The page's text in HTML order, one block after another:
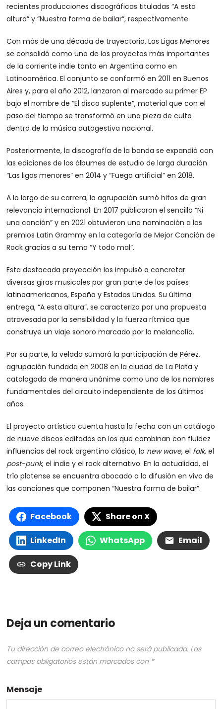
recientes producciones discográficas tituladas “A esta
altura” y “Nuestra forma de bailar”, respectivamente.
Con más de una década de trayectoria, Las Ligas Menores
se consolidó como uno de los proyectos más importantes
de la corriente indie tanto en Argentina como en
Latinoamérica. El conjunto se conformó en 2011 en Buenos
Aires y, para el año 2012, lanzaron al mercado su primer EP
bajo el nombre de “El disco suplente”, material que con el
paso del tiempo se transformó en una pieza de culto
dentro de la música autogestiva nacional.
Posteriormente, la discografía de la banda se expandió con
las ediciones de los álbumes de estudio de larga duración
“Las ligas menores” en 2014 y “Fuego artificial” en 2018.
A lo largo de su carrera, la agrupación sumó hitos de gran
relevancia internacional. En 2017 publicaron el sencillo “Ni
una canción” y en 2021 obtuvieron una nominación a los
premios Latin Grammy en la categoría de Mejor Canción de
Rock gracias a su tema “Y todo mal”.
Esta destacada proyección los impulsó a concretar
diversas giras musicales por gran parte de los países
latinoamericanos, España y Estados Unidos. Su última
entrega, “A esta altura”, se caracteriza por una propuesta
atravesada por la sensibilidad y la fuerza rítmica que
construye un viaje sonoro marcado por la melancolía.
Por su parte, la velada sumará la participación de Pérez,
agrupación fundada en 2008 en la ciudad de La Plata y
catalogada de manera unánime como uno de los nombres
fundamentales del circuito independiente de los últimos
años.
El proyecto artístico cuenta hasta la fecha con un catálogo
de nueve discos editados en los que combinan con fluidez
influencias del rock argentino clásico, la new wave, el folk, el
post-punk, el indie y el rock alternativo. En la actualidad, el
trío platense se encuentra abocado a la difusión en vivo de
las canciones que componen “Nuestra forma de bailar”.
Facebook Share on X
LinkedIn WhatsApp Email
Copy Link
Deja un comentario
Tu dirección de correo electrónico no será publicada. Los
campos obligatorios están marcados con *
Mensaje